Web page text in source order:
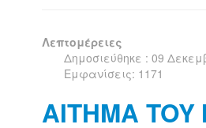
Λεπτομέρειες
Δημοσιεύθηκε : 09
Εμφανίσεις: 1171
AITHMA